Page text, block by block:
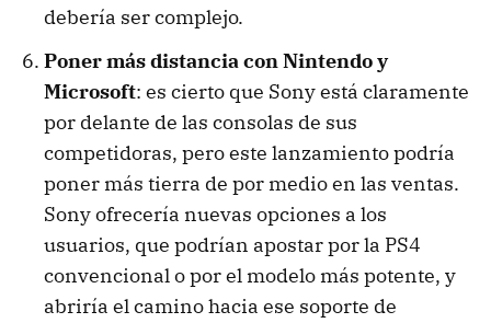
debería ser complejo.
Poner más distancia con Nintendo y
Microsoft: es cierto que Sony está claramente
por delante de las consolas de sus
competidoras, pero este lanzamiento podría
poner más tierra de por medio en las ventas.
Sony ofrecería nuevas opciones a los
usuarios, que podrían apostar por la PS4
convencional o por el modelo más potente, y
abriría el camino hacia ese soporte de